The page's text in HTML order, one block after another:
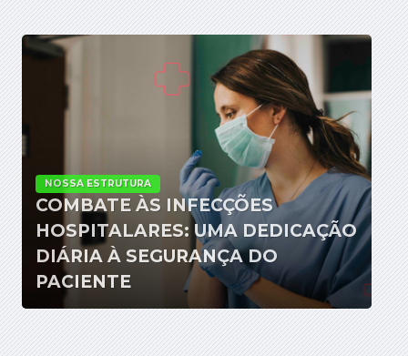
NOSSA ESTRUTURA
COMBATE ÀS INFECÇÕES
HOSPITALARES: UMA DEDICAÇÃO
DIÁRIA À SEGURANÇA DO
PACIENTE